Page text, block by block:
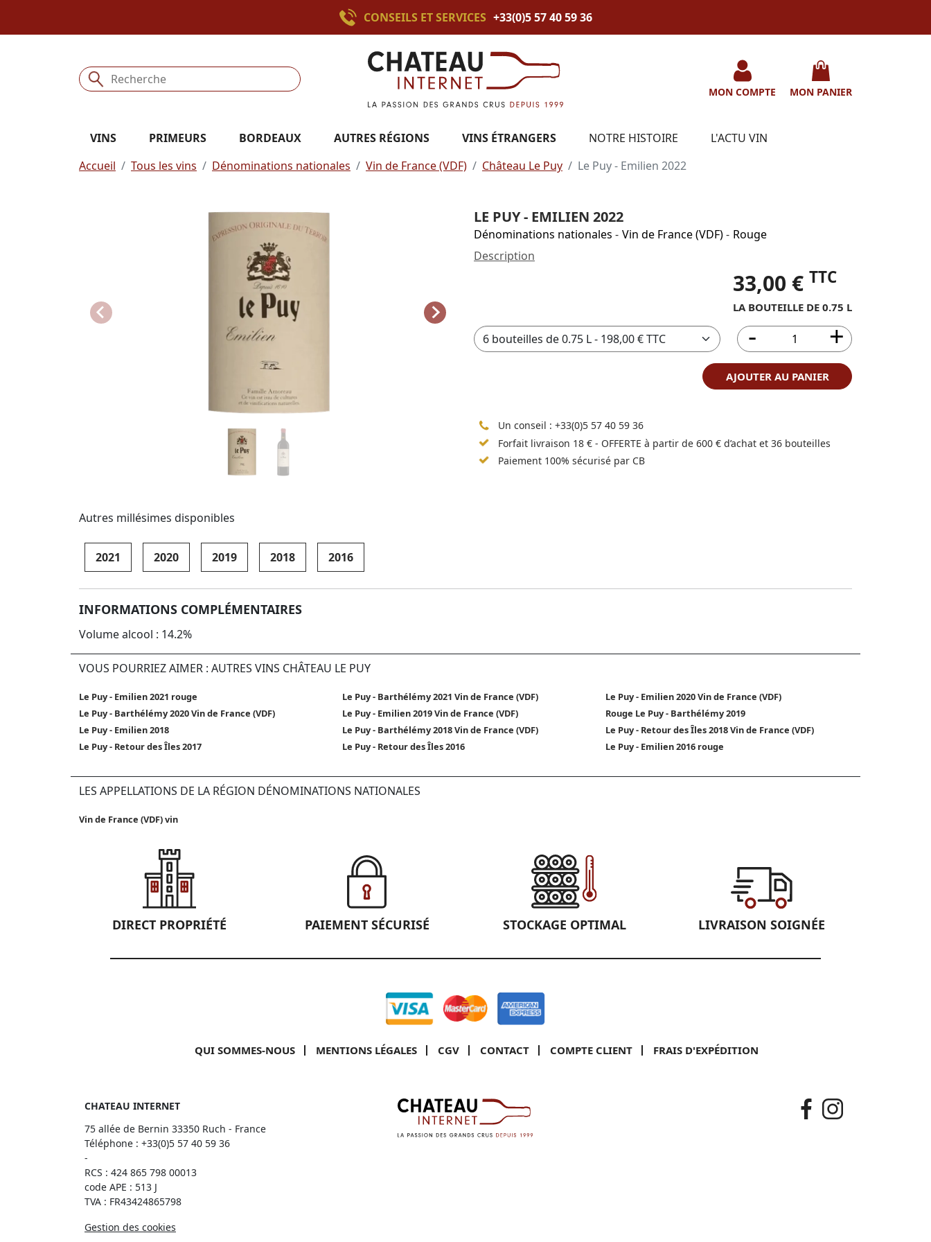
CONSEILS ET SERVICES +33(0)5 57 40 59 36
MON COMPTE MON PANIER
VINS PRIMEURS BORDEAUX AUTRES RÉGIONS VINS ÉTRANGERS NOTRE HISTOIRE
L'ACTU VIN
Accueil
Tous les vins Dénominations nationales Vin de France (VDF) Château Le Puy Le Puy - Emilien 2022
LE PUY - EMILIEN 2022
Dénominations nationales - Vin de France (VDF)- Rouge
Description
33,00 € TTC
LA BOUTEILLE DE 0.75 L
AJOUTER AU PANIER
Un conseil : +33(0)5 57 40 59 36
Forfait livraison 18 € - OFFERTE à partir de 600 € d’achat et 36 bouteilles
Paiement 100% sécurisé par CB
Autres millésimes disponibles
2021 2020 2019 2018 2016
INFORMATIONS COMPLÉMENTAIRES
Volume alcool : 14.2%
VOUS POURRIEZ AIMER : AUTRES VINS CHÂTEAU LE PUY
Le Puy - Emilien 2021 rouge Le Puy - Barthélémy 2021 Vin de France (VDF)
Le Puy - Emilien 2020 Vin de France (VDF)
Le Puy - Barthélémy 2020 Vin de France (VDF)
Le Puy - Emilien 2019 Vin de France (VDF)
Rouge Le Puy - Barthélémy 2019
Le Puy - Emilien 2018
Le Puy - Barthélémy 2018 Vin de France (VDF)
Le Puy - Retour des Îles 2018 Vin de France (VDF)
Le Puy - Retour des Îles 2017
Le Puy - Retour des Îles 2016 Le Puy - Emilien 2016 rouge
LES APPELLATIONS DE LA RÉGION DÉNOMINATIONS NATIONALES
Vin de France (VDF) vin
DIRECT PROPRIÉTÉ PAIEMENT SÉCURISÉ STOCKAGE OPTIMAL LIVRAISON SOIGNÉE
QUI SOMMES-NOUS MENTIONS LÉGALES CGV CONTACT COMPTE CLIENT FRAIS D'EXPÉDITION
CHATEAU INTERNET
75 allée de Bernin 33350 Ruch - France
Téléphone : +33(0)5 57 40 59 36
-
RCS : 424 865 798 00013
code APE : 513 J
TVA : FR43424865798
Gestion des cookies